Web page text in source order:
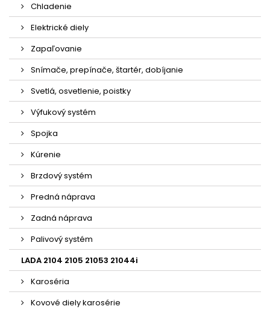
Chladenie
Elektrické diely
Zapaľovanie
Snímače, prepínače, štartér, dobíjanie
Svetlá, osvetlenie, poistky
Výfukový systém
Spojka
Kúrenie
Brzdový systém
Predná náprava
Zadná náprava
Palivový systém
LADA 2104 2105 21053 21044i
Karoséria
Kovové diely karosérie